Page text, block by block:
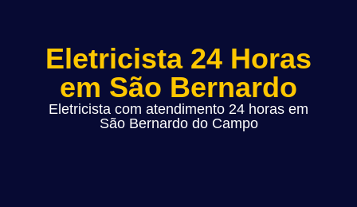
Eletricista 24 Horas
em São Bernardo
Eletricista com atendimento 24 horas em
São Bernardo do Campo